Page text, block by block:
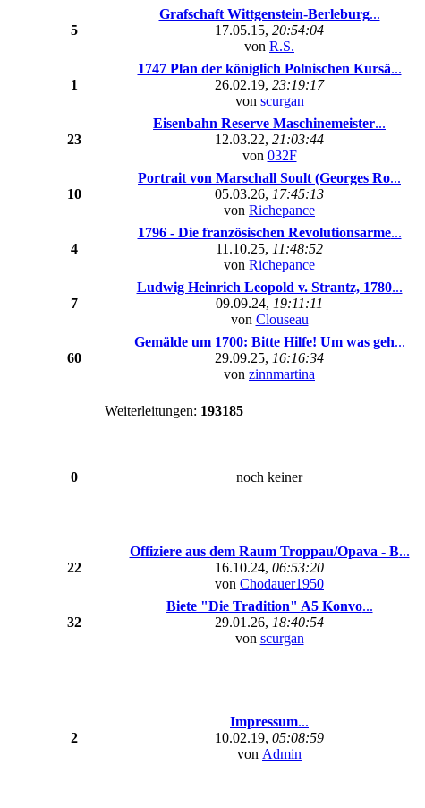
5
Grafschaft Wittgenstein-Berleburg...
17.05.15, 20:54:04
von R.S.
1
1747 Plan der königlich Polnischen Kursä...
26.02.19, 23:19:17
von scurgan
23
Eisenbahn Reserve Maschinemeister...
12.03.22, 21:03:44
von 032F
10
Portrait von Marschall Soult (Georges Ro...
05.03.26, 17:45:13
von Richepance
4
1796 - Die französischen Revolutionsarme...
11.10.25, 11:48:52
von Richepance
7
Ludwig Heinrich Leopold v. Strantz, 1780...
09.09.24, 19:11:11
von Clouseau
60
Gemälde um 1700: Bitte Hilfe! Um was geh...
29.09.25, 16:16:34
von zinnmartina
Weiterleitungen: 193185
0 noch keiner
22
Offiziere aus dem Raum Troppau/Opava - B...
16.10.24, 06:53:20
von Chodauer1950
32
Biete "Die Tradition" A5 Konvo...
29.01.26, 18:40:54
von scurgan
2
Impressum...
10.02.19, 05:08:59
von Admin